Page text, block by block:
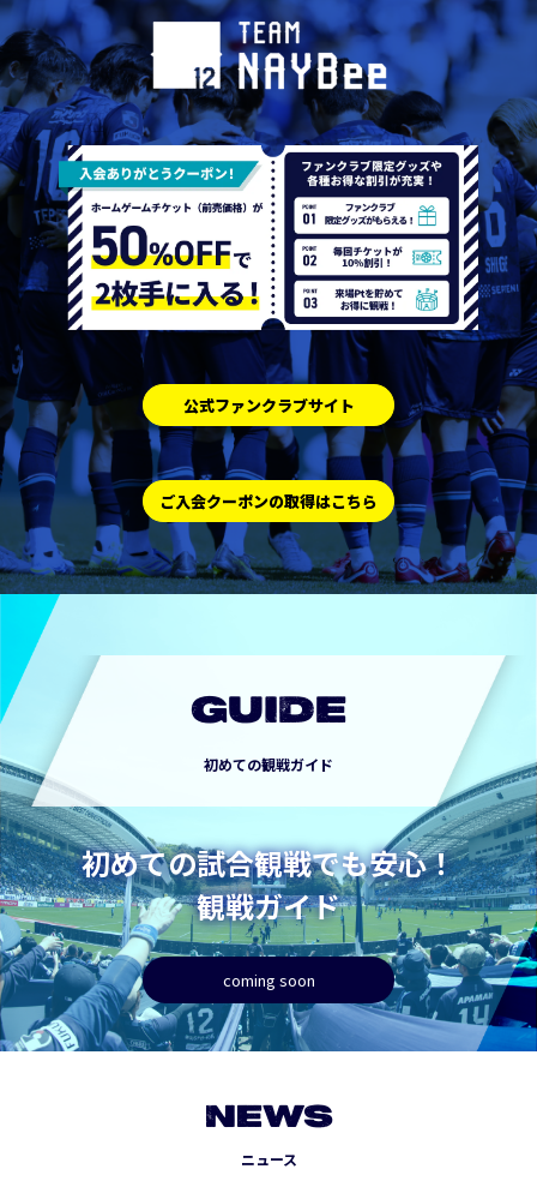
公式ファンクラブサイト
ご入会クーポンの取得はこちら
GUIDE
初めての観戦ガイド
初めての試合観戦でも安心！
観戦ガイド
coming soon
NEWS
ニュース